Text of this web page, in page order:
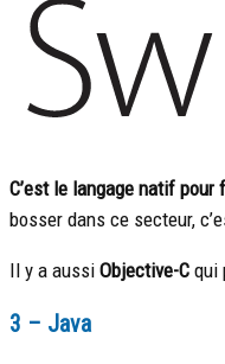
C’est le langage natif
bosser dans ce secteur,
Il y a aussi Objective-C qui
3 – Java